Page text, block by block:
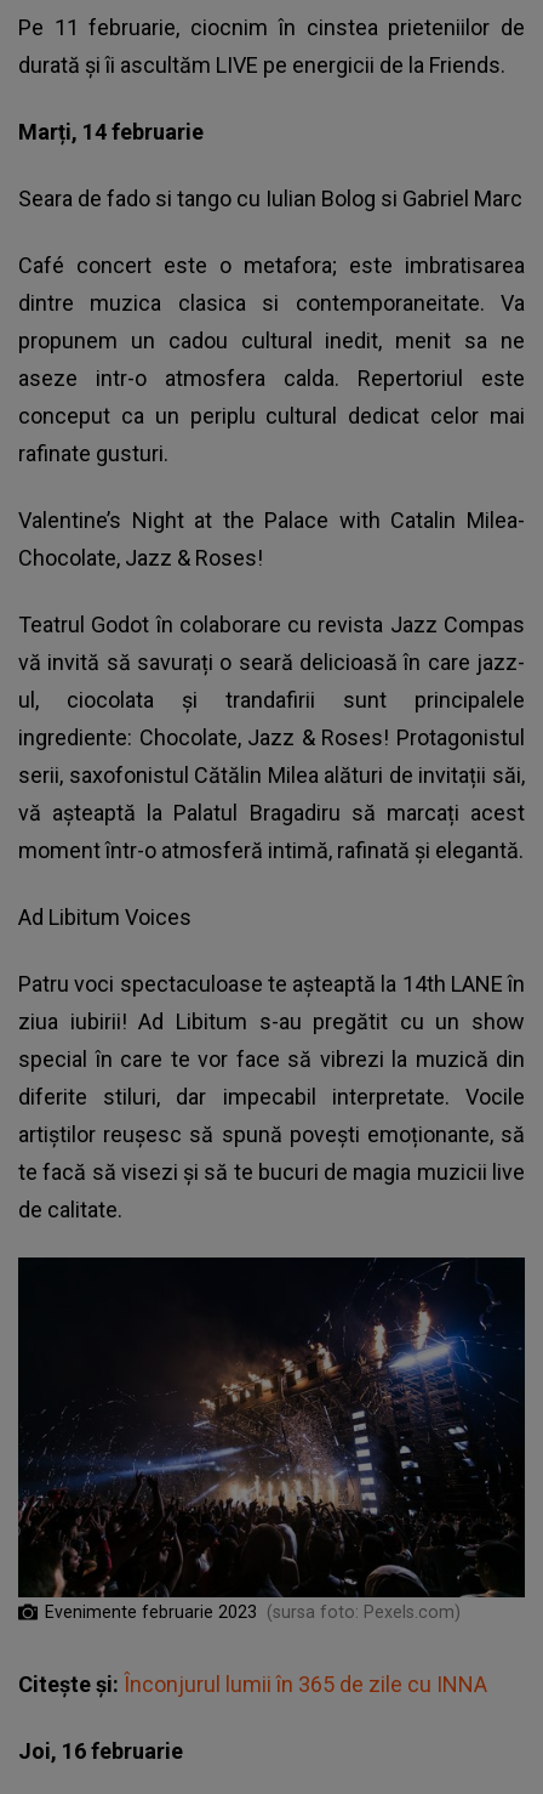
Pe 11 februarie, ciocnim în cinstea prieteniilor de
durată și îi ascultăm LIVE pe energicii de la Friends.
Marți, 14 februarie
Seara de fado si tango cu Iulian Bolog si Gabriel Marc
Café concert este o metafora; este imbratisarea
dintre muzica clasica si contemporaneitate. Va
propunem un cadou cultural inedit, menit sa ne
aseze intr-o atmosfera calda. Repertoriul este
conceput ca un periplu cultural dedicat celor mai
rafinate gusturi.
Valentine’s Night at the Palace with Catalin Milea-
Chocolate, Jazz & Roses!
Teatrul Godot în colaborare cu revista Jazz Compas
vă invită să savurați o seară delicioasă în care jazz-
ul, ciocolata și trandafirii sunt principalele
ingrediente: Chocolate, Jazz & Roses! Protagonistul
serii, saxofonistul Cătălin Milea alături de invitații săi,
vă așteaptă la Palatul Bragadiru să marcați acest
moment într-o atmosferă intimă, rafinată și elegantă.
Ad Libitum Voices
Patru voci spectaculoase te așteaptă la 14th LANE în
ziua iubirii! Ad Libitum s-au pregătit cu un show
special în care te vor face să vibrezi la muzică din
diferite stiluri, dar impecabil interpretate. Vocile
artiștilor reușesc să spună povești emoționante, să
te facă să visezi și să te bucuri de magia muzicii live
de calitate.
Evenimente februarie 2023 (sursa foto: Pexels.com)
Citește și: Înconjurul lumii în 365 de zile cu INNA
Joi, 16 februarie